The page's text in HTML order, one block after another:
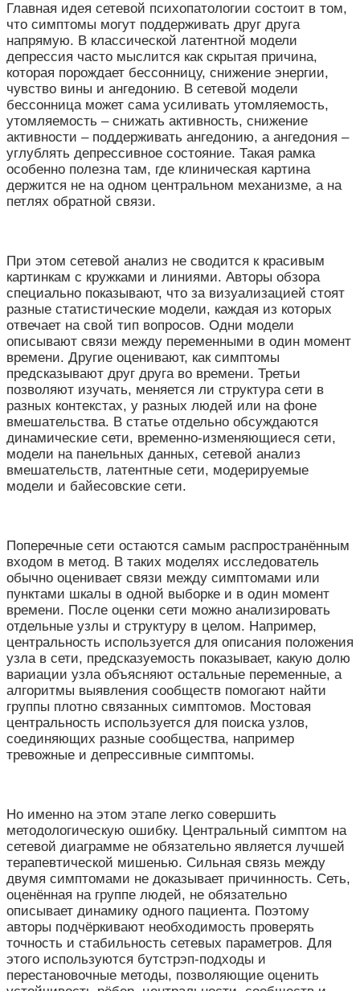
Главная идея сетевой психопатологии состоит в том,
что симптомы могут поддерживать друг друга
напрямую. В классической латентной модели
депрессия часто мыслится как скрытая причина,
которая порождает бессонницу, снижение энергии,
чувство вины и ангедонию. В сетевой модели
бессонница может сама усиливать утомляемость,
утомляемость – снижать активность, снижение
активности – поддерживать ангедонию, а ангедония –
углублять депрессивное состояние. Такая рамка
особенно полезна там, где клиническая картина
держится не на одном центральном механизме, а на
петлях обратной связи.
При этом сетевой анализ не сводится к красивым
картинкам с кружками и линиями. Авторы обзора
специально показывают, что за визуализацией стоят
разные статистические модели, каждая из которых
отвечает на свой тип вопросов. Одни модели
описывают связи между переменными в один момент
времени. Другие оценивают, как симптомы
предсказывают друг друга во времени. Третьи
позволяют изучать, меняется ли структура сети в
разных контекстах, у разных людей или на фоне
вмешательства. В статье отдельно обсуждаются
динамические сети, временно-изменяющиеся сети,
модели на панельных данных, сетевой анализ
вмешательств, латентные сети, модерируемые
модели и байесовские сети.
Поперечные сети остаются самым распространённым
входом в метод. В таких моделях исследователь
обычно оценивает связи между симптомами или
пунктами шкалы в одной выборке и в один момент
времени. После оценки сети можно анализировать
отдельные узлы и структуру в целом. Например,
центральность используется для описания положения
узла в сети, предсказуемость показывает, какую долю
вариации узла объясняют остальные переменные, а
алгоритмы выявления сообществ помогают найти
группы плотно связанных симптомов. Мостовая
центральность используется для поиска узлов,
соединяющих разные сообщества, например
тревожные и депрессивные симптомы.
Но именно на этом этапе легко совершить
методологическую ошибку. Центральный симптом на
сетевой диаграмме не обязательно является лучшей
терапевтической мишенью. Сильная связь между
двумя симптомами не доказывает причинность. Сеть,
оценённая на группе людей, не обязательно
описывает динамику одного пациента. Поэтому
авторы подчёркивают необходимость проверять
точность и стабильность сетевых параметров. Для
этого используются бутстрэп-подходы и
перестановочные методы, позволяющие оценить